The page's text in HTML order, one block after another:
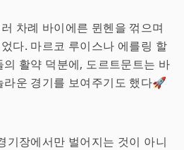
차례 바이에른 뮌헨을 꺾으며
다. 마르코 루이스나 에를링 할
활약 덕분에, 도르트문트는 바
라운 경기를 보여주기도 했다🚀
기장에서만 벌어지는 것이 아니